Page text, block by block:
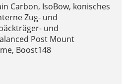
Carbon, IsoBow, konisches
Zug- und
und
Post Mount
Boost148